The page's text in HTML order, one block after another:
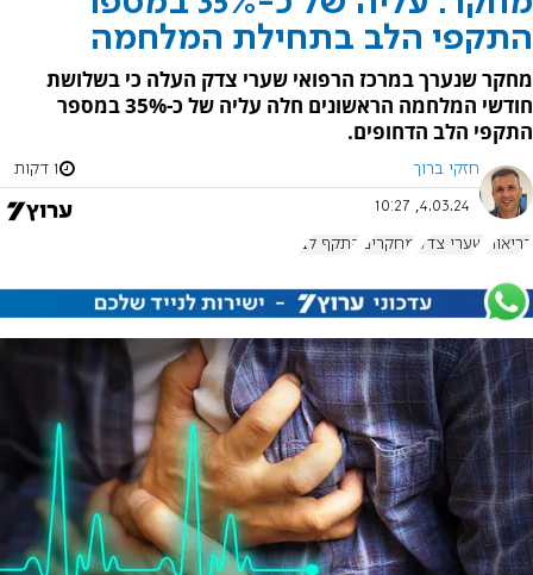
התקפי הלב בתחילת המלחמה
מחקר שנערך במרכז הרפואי שערי צדק העלה כי בשלושת
חודשי המלחמה הראשונים חלה עליה של כ-35% במספר
התקפי הלב הדחופים.
חזקי ברוך 1 דקות
4.03.24, 10:27
בריאות שערי צדק מחקרים התקף לב